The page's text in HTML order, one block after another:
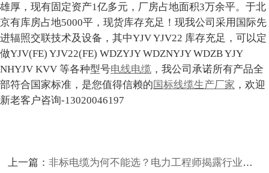
雄厚，现有固定资产1亿多元，厂房占地面积3万余平。于北
京有库房占地5000平，现货库存充足！现我公司采用国际先
进辐照交联技术及设备，其中YJV YJV22 库存充足，可以定
做YJV(FE) YJV22(FE) WDZYJY WDZNYJY WDZB YJY
NHYJV KVV 等各种型号电线电缆 ，我公司承诺所有产品全
部符合国家标准，是您值得信赖的国标线缆生产厂家 ，欢迎
新老客户咨询-13020046197
上一篇：非标电缆为何不能选？电力工程师揭露行业潜规则